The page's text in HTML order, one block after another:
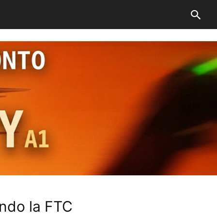
la FTC